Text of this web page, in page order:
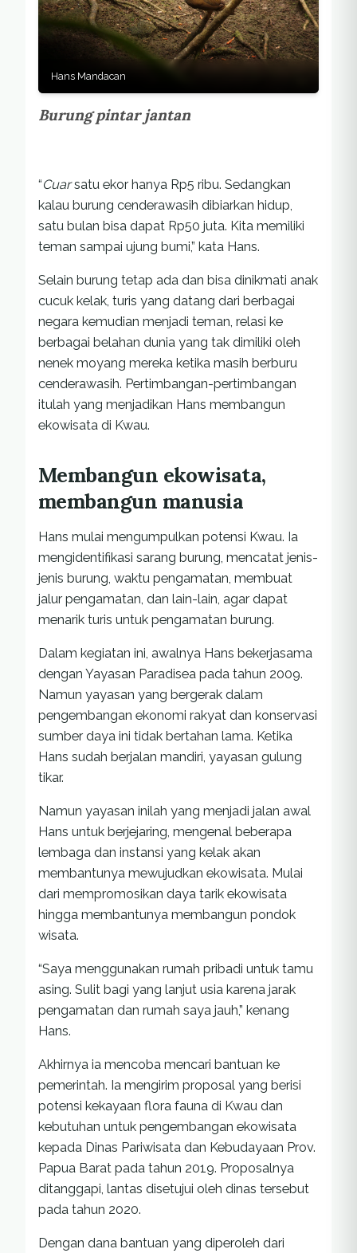
Hans Mandacan
Burung pintar jantan
“Cuarsatu ekor hanya Rp5 ribu. Sedangkan
kalau burung cenderawasih dibiarkan hidup,
satu bulan bisa dapat Rp50 juta. Kita memiliki
teman sampai ujung bumi,” kata Hans.
Selain burung tetap ada dan bisa dinikmati anak
cucuk kelak, turis yang datang dari berbagai
negara kemudian menjadi teman, relasi ke
berbagai belahan dunia yang tak dimiliki oleh
nenek moyang mereka ketika masih berburu
cenderawasih. Pertimbangan-pertimbangan
itulah yang menjadikan Hans membangun
ekowisata di Kwau.
Membangun ekowisata,
membangun manusia
Hans mulai mengumpulkan potensi Kwau. Ia
mengidentifikasi sarang burung, mencatat jenis-
jenis burung, waktu pengamatan, membuat
jalur pengamatan, dan lain-lain, agar dapat
menarik turis untuk pengamatan burung.
Dalam kegiatan ini, awalnya Hans bekerjasama
dengan Yayasan Paradisea pada tahun 2009.
Namun yayasan yang bergerak dalam
pengembangan ekonomi rakyat dan konservasi
sumber daya ini tidak bertahan lama. Ketika
Hans sudah berjalan mandiri, yayasan gulung
tikar.
Namun yayasan inilah yang menjadi jalan awal
Hans untuk berjejaring, mengenal beberapa
lembaga dan instansi yang kelak akan
membantunya mewujudkan ekowisata. Mulai
dari mempromosikan daya tarik ekowisata
hingga membantunya membangun pondok
wisata.
“Saya menggunakan rumah pribadi untuk tamu
asing. Sulit bagi yang lanjut usia karena jarak
pengamatan dan rumah saya jauh,” kenang
Hans.
Akhirnya ia mencoba mencari bantuan ke
pemerintah. Ia mengirim proposal yang berisi
potensi kekayaan flora fauna di Kwau dan
kebutuhan untuk pengembangan ekowisata
kepada Dinas Pariwisata dan Kebudayaan Prov.
Papua Barat pada tahun 2019. Proposalnya
ditanggapi, lantas disetujui oleh dinas tersebut
pada tahun 2020.
Dengan dana bantuan yang diperoleh dari